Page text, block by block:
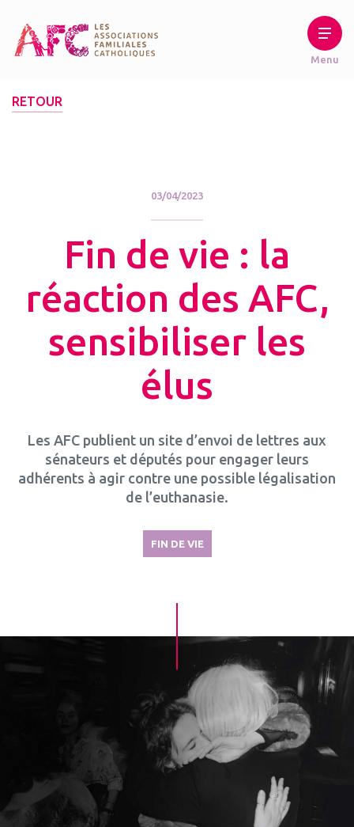
RETOUR
03/04/2023
Fin de vie : la
réaction des AFC,
sensibiliser les
élus
Les AFC publient un site d’envoi de lettres aux
sénateurs et députés pour engager leurs
adhérents à agir contre une possible légalisation
de l’euthanasie.
FIN DE VIE